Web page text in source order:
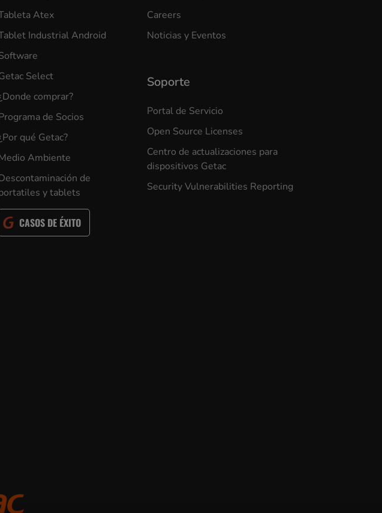
Atex
Industrial Android
Select
comprar?
de Socios
qué Getac?
Ambiente
de
y tablets
CASOS DE ÉXITO
Careers
Noticias y Eventos
Soporte
Portal de Servicio
Open Source Licenses
Centro de actualizaciones para
dispositivos Getac
Security Vulnerabilities Reporting